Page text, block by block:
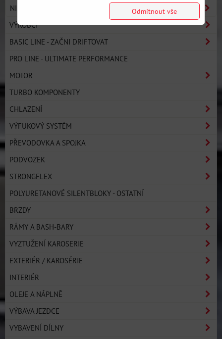
NISSAN
VÝROBCI
BASIC LINE - ZAČNI DRIFTOVAT
PRO LINE - ULTIMATE PERFORMANCE
MOTOR
TURBO KOMPONENTY
CHLAZENÍ
VÝFUKOVÝ SYSTÉM
PŘEVODOVKA A SPOJKA
PODVOZEK
STRONGFLEX
POLYURETANOVÉ SILENTBLOKY - OSTATNÍ
BRZDY
RÁMY A BASH-BARY
VYZTUŽENÍ KAROSERIE
EXTERIÉR / KAROSÉRIE
INTERIÉR
OLEJE A NÁPLNĚ
VÝBAVA JEZDCE
VYBAVENÍ DÍLNY
Odmítnout vše